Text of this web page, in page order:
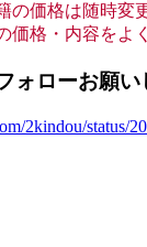
の価格は随時変
価格・内容をよ
ォローお願い
2kindou/status/